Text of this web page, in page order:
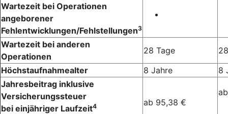
Wartezeit bei Operationen
angeborener
Fehlentwicklungen/Fehlstellungen3
Wartezeit bei anderen
Operationen
28 Tage
Höchstaufnahmealter
8 Jahre
8
Jahresbeitrag inklusive
Versicherungssteuer
bei einjähriger Laufzeit4 ab 95,38 €